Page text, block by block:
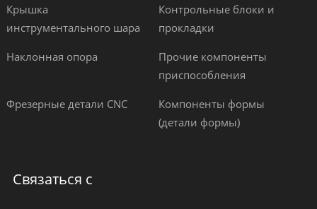
Крышка
инструментального шара
Контрольные блоки и
прокладки
Наклонная опора
Прочие компоненты
приспособления
Фрезерные детали CNC
Компоненты формы
(детали формы)
Связаться с